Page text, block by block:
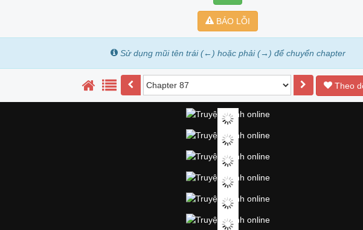
BÁO LỖI
Sử dụng mũi tên trái (←) hoặc phải (→) để chuyển chapter
Theo